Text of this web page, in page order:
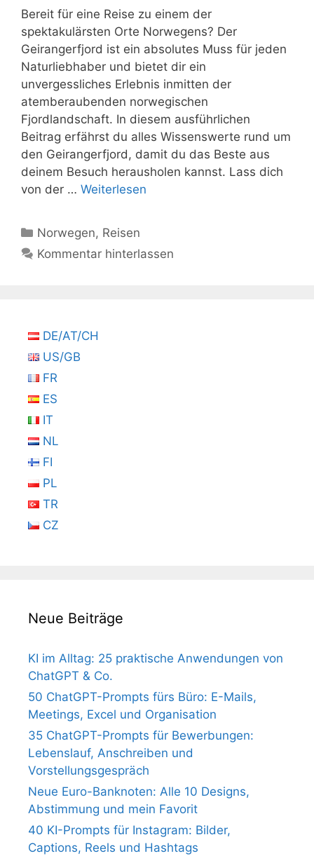
Bereit für eine Reise zu einem der
spektakulärsten Orte Norwegens? Der
Geirangerfjord ist ein absolutes Muss für jeden
Naturliebhaber und bietet dir ein
unvergessliches Erlebnis inmitten der
atemberaubenden norwegischen
Fjordlandschaft. In diesem ausführlichen
Beitrag erfährst du alles Wissenswerte rund um
den Geirangerfjord, damit du das Beste aus
deinem Besuch herausholen kannst. Lass dich
von der … Weiterlesen
Kategorien
Norwegen, Reisen
Kommentar hinterlassen
DE/AT/CH
US/GB
FR
ES
IT
NL
FI
PL
TR
CZ
Neue Beiträge
KI im Alltag: 25 praktische Anwendungen von
ChatGPT & Co.
50 ChatGPT-Prompts fürs Büro: E-Mails,
Meetings, Excel und Organisation
35 ChatGPT-Prompts für Bewerbungen:
Lebenslauf, Anschreiben und
Vorstellungsgespräch
Neue Euro-Banknoten: Alle 10 Designs,
Abstimmung und mein Favorit
40 KI-Prompts für Instagram: Bilder,
Captions, Reels und Hashtags